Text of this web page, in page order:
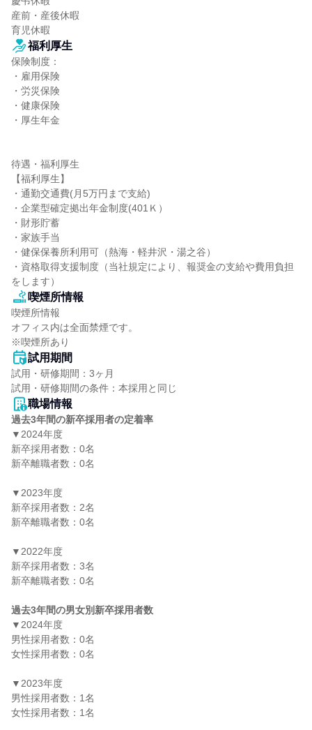
産前・産後休暇
育児休暇
福利厚生
保険制度：
・雇用保険
・労災保険
・健康保険
・厚生年金
待遇・福利厚生
【福利厚生】
・通勤交通費(月5万円まで支給)
・企業型確定拠出年金制度(401Ｋ）
・財形貯蓄
・家族手当
・健保保養所利用可（熱海・軽井沢・湯之谷）
・資格取得支援制度（当社規定により、報奨金の支給や費用負担
をします）
喫煙所情報
喫煙所情報
オフィス内は全面禁煙です。
※喫煙所あり
試用期間
試用・研修期間：3ヶ月
職場情報
過去3年間の新卒採用者の定着率
▼2024年度
新卒採用者数：0名
新卒離職者数：0名
▼2023年度
新卒採用者数：2名
新卒離職者数：0名
▼2022年度
新卒採用者数：3名
新卒離職者数：0名
過去3年間の男女別新卒採用者数
▼2024年度
男性採用者数：0名
女性採用者数：0名
▼2023年度
男性採用者数：1名
女性採用者数：1名